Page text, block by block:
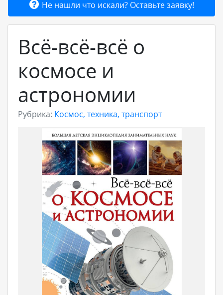
Добавить товар или услугу
Не нашли что искали? Оставьте заявку!
Всё-всё-всё о
космосе и
астрономии
Рубрика: Космос, техника, транспорт